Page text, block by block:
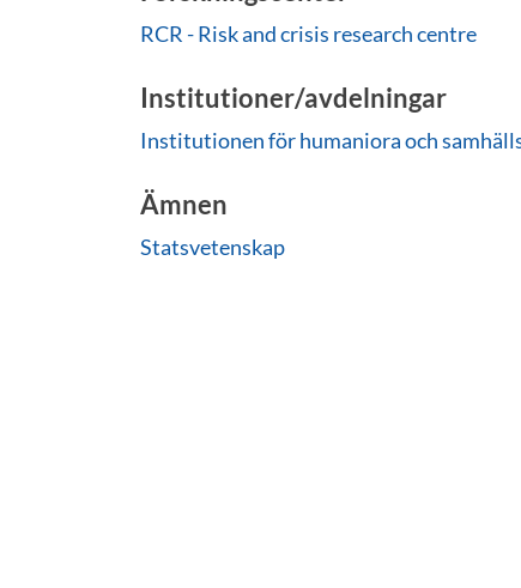
RCR - Risk and crisis research centre
Institutioner/avdelningar
Institutionen för humaniora och
Ämnen
Statsvetenskap